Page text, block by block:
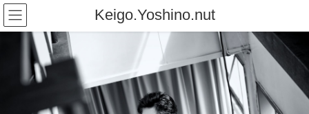
コ
ン
テ
ナ
ビ
ゲ
Keigo.Yoshino.nut